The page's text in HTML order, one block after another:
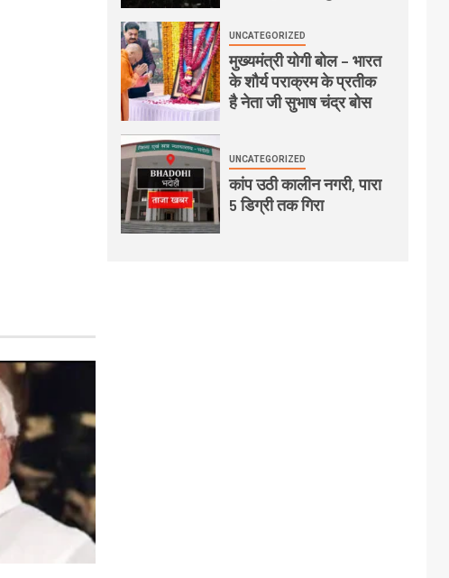
UNCATEGORIZED
मुख्यमंत्री योगी बोल – भारत
के शौर्य पराक्रम के प्रतीक
है नेता जी सुभाष चंद्र बोस
UNCATEGORIZED
कांप उठी कालीन नगरी, पारा
5 डिग्री तक गिरा